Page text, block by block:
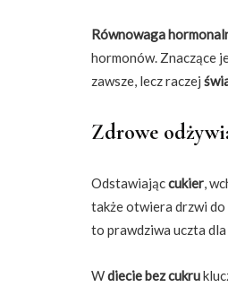
Równowaga
hormonów. Znaczące
zawsze, lecz raczej
Zdrowe
Odstawiająccukier,
także otwiera drzwi
to prawdziwa uczta
Wdiecie bez cukru